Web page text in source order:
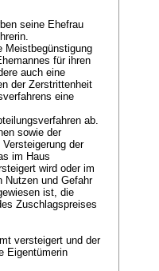
seine Ehefrau
Meistbegünstigung
für ihren
auch eine
der Zerstrittenheit
eine
ab.
sowie der
der
im Haus
wird oder im
Nutzen und Gefahr
ist, die
Zuschlagspreises
versteigert und der
Eigentümerin